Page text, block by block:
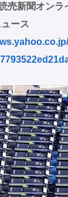
売新聞オンラ
ース